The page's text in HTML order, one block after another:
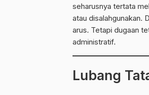
seharusnya tertata
atau disalahgunakan.
arus. Tetapi dugaan
administratif.
Lubang